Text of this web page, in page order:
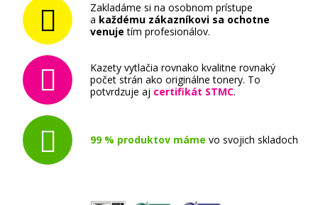
Minolta TNP-80M (AAJW352) (Purpurový)
Originálny toner
Zakladáme si na osobnom prístupe
a každému zákazníkovi sa ochotne
venuje tím profesionálov.
Kazety vytlačia rovnako kvalitne rovnaký
počet strán ako originálne tonery. To
potvrdzuje aj certifikát STMC.
99 % produktov máme vo svojich skladoch